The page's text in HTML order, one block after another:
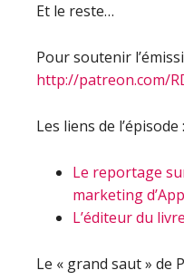
Et le reste…
Pour soutenir
http://patreon.com/
Les liens de l’épisode :
Le reportage
marketing
L’éditeur du
Le « grand saut » de